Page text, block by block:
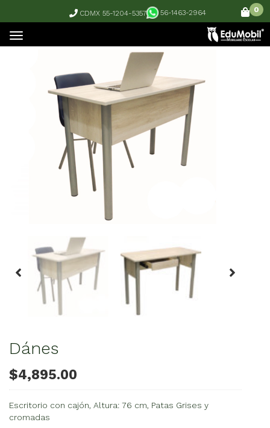
CDMX 55-1204-5357 56-1463-2964 0
Dánes
$4,895.00
Escritorio con cajón, Altura: 76 cm, Patas Grises y
cromadas